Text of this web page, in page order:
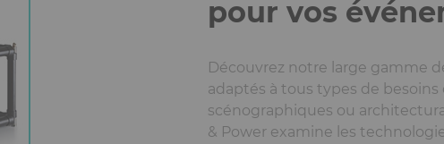
pour vos
Découvrez notre large gamme
adaptés à tous types de
scénographiques ou
& Power examine les